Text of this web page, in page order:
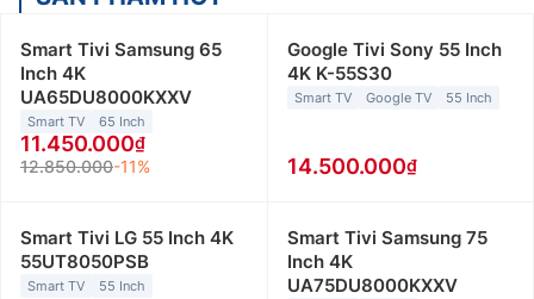
Smart Tivi Samsung 65
Inch 4K
UA65DU8000KXXV
Smart TV 65 Inch
11.450.000
12.850.000-11%
Google Tivi Sony 55 Inch
4K K-55S30
Smart TV Google TV 55 Inch
14.500.000
Smart Tivi LG 55 Inch 4K
55UT8050PSB
Smart TV 55 Inch
Smart Tivi Samsung 75
Inch 4K
UA75DU8000KXXV